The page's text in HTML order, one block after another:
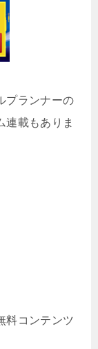
プランナーの
連載もありま
料コンテンツ